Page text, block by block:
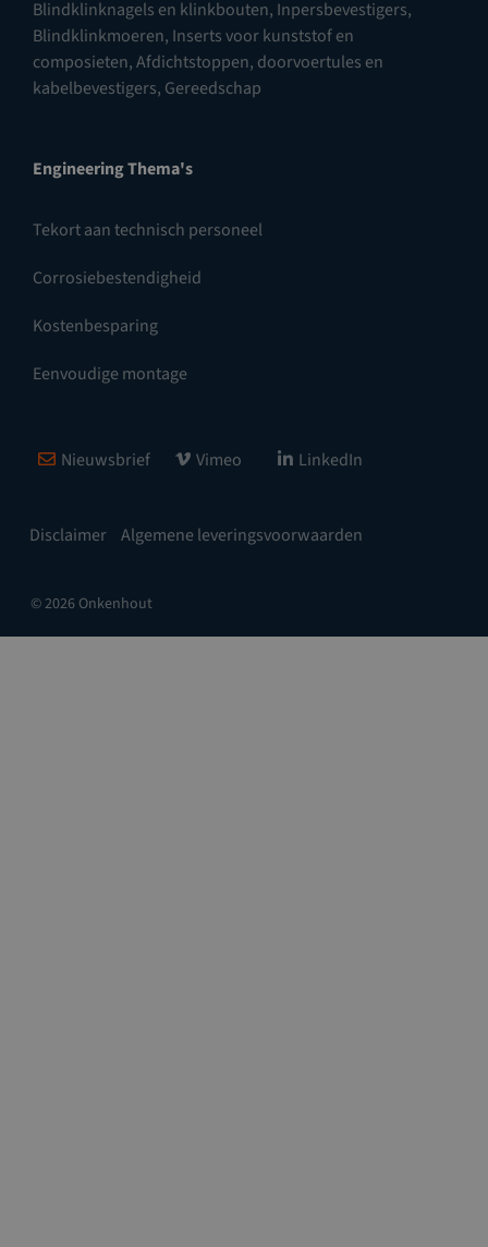
Blindklinknagels en klinkbouten, Inpersbevestigers,
Blindklinkmoeren, Inserts voor kunststof en
composieten,Afdichtstoppen, doorvoertules en
kabelbevestigers, Gereedschap
Engineering Thema's
Tekort aan technisch personeel
Corrosiebestendigheid
Kostenbesparing
Eenvoudige montage
Disclaimer Algemene leveringsvoorwaarden
Nieuwsbrief Vimeo LinkedIn
© 2026 Onkenhout